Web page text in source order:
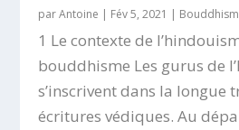
parAntoine | Fév 5, 2021 |
1 Le contexte de
bouddhisme Les gurus de
s’inscrivent dans la longue
écritures védiques. Au